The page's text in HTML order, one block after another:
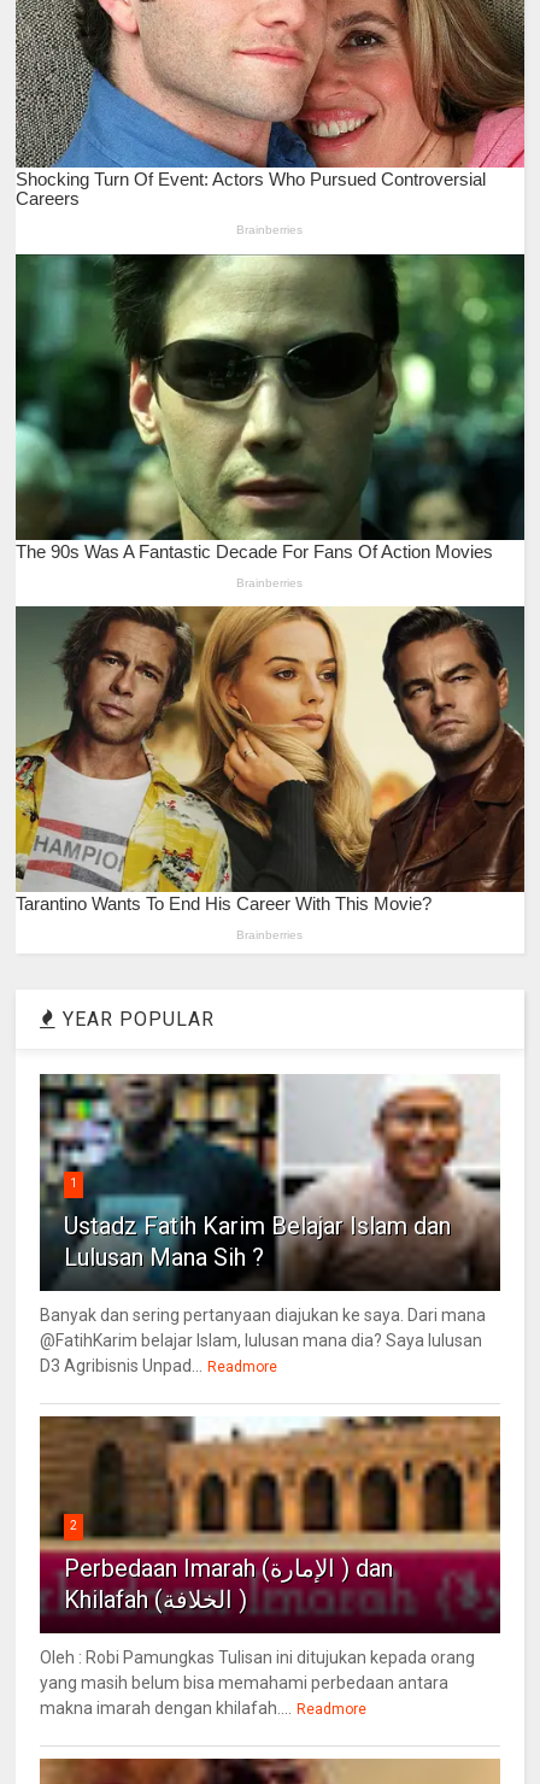
YEAR POPULAR
1
Ustadz Fatih Karim Belajar Islam dan
Lulusan Mana Sih ?
Banyak dan sering pertanyaan diajukan ke saya. Dari mana
@FatihKarim belajar Islam, lulusan mana dia? Saya lulusan
D3 Agribisnis Unpad... Readmore
2
Perbedaan Imarah (الإمارة ) dan
Khilafah (الخلافة )
Oleh : Robi Pamungkas Tulisan ini ditujukan kepada orang
yang masih belum bisa memahami perbedaan antara
makna imarah dengan khilafah.... Readmore